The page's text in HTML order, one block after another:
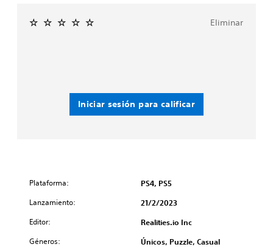
Iniciar sesión para calificar
Eliminar
Plataforma: PS4, PS5
Lanzamiento: 21/2/2023
Editor: Realities.io Inc
Géneros: Únicos, Puzzle, Casual